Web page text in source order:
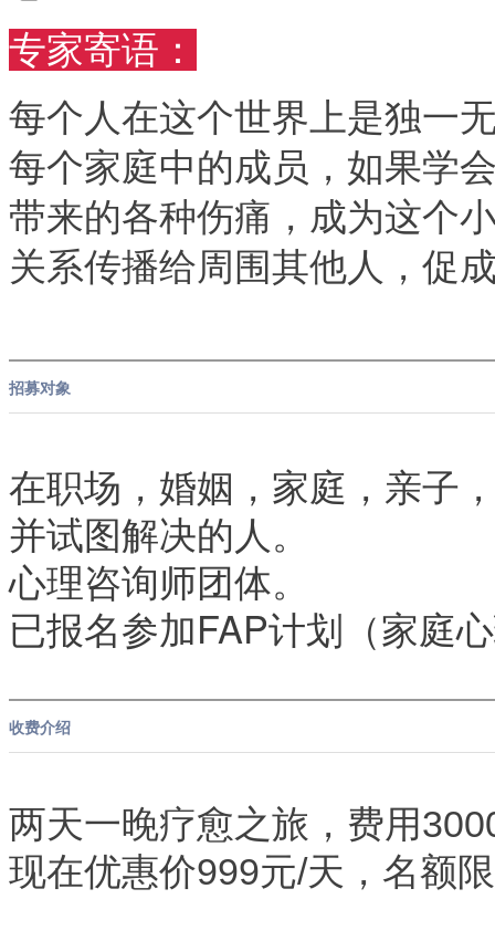
专家寄语：
每个人在这个世界上是独一
每个家庭中的成员，如果学
带来的各种伤痛，成为这个
关系传播给周围其他人，促
招募对象
在职场，婚姻，家庭，亲
并试图解决的人。
心理咨询师团体。
已报名参加FAP计划（家庭
收费介绍
两天一晚疗愈之旅，费用
现在优惠价999元/天，名额